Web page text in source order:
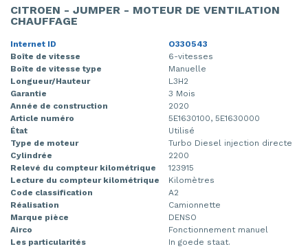
CITROEN - JUMPER - MOTEUR DE VENTILATION
CHAUFFAGE
Internet ID
O330543
Boîte de vitesse
6-vitesses
Boîte de vitesse type
Manuelle
Longueur/Hauteur
L3H2
Garantie
3 Mois
Année de construction
2020
Article numéro
5E1630100, 5E1630000
État
Utilisé
Type de moteur
Turbo Diesel injection directe
Cylindrée
2200
Relevé du compteur kilométrique
123915
Lecture du compteur kilométrique
Kilomètres
Code classification
A2
Réalisation
Camionnette
Marque pièce
DENSO
Airco
Fonctionnement manuel
Les particularités
In goede staat.